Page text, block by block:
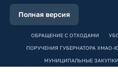
Полная версия
ОБРАЩЕНИЕ С ОТХОДАМИ
ПОРУЧЕНИЯ ГУБЕРНАТОРА ХМАО-
МУНИЦИПАЛЬНЫЕ ЗАКУПКИ